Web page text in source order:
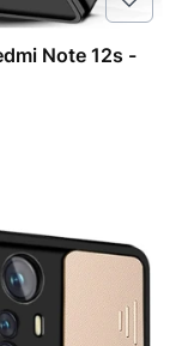
Note 12s -